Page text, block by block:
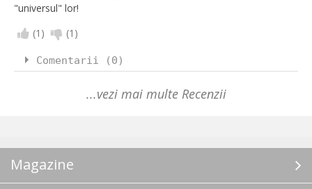
"universul" lor!
(1 ) (1 )
Comentarii (0)
...vezi mai multe Recenzii
Magazine